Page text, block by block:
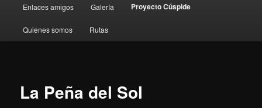
Enlaces amigos Galería Proyecto Cúspide
Quienes somos Rutas
La Peña del Sol